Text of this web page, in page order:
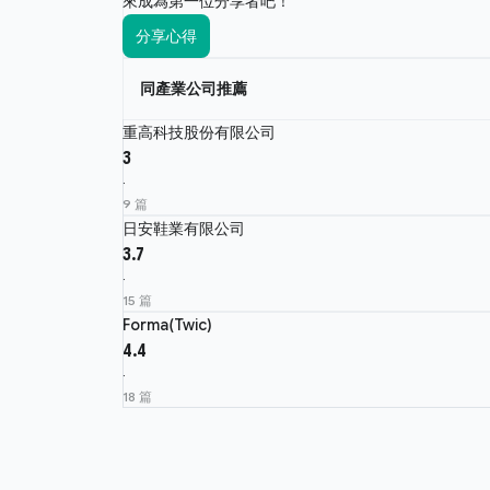
分享心得
同產業公司推薦
重高科技股份有限公司
3
·
9 篇
日安鞋業有限公司
3.7
·
15 篇
Forma(Twic)
4.4
·
18 篇